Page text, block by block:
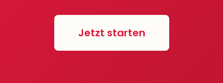
Jetzt starten